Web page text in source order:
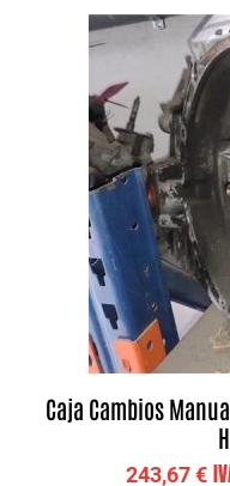
Caja Cambios
243,67€